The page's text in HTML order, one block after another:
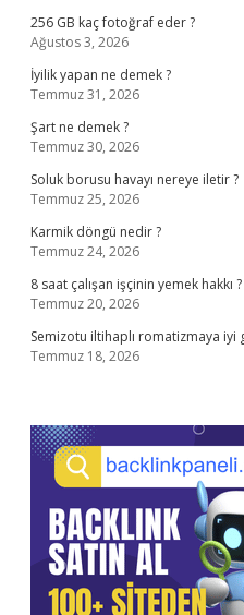
256 GB kaç fotoğraf eder ?
Ağustos 3, 2026
İyilik yapan ne demek ?
Temmuz 31, 2026
Şart ne demek ?
Temmuz 30, 2026
Soluk borusu havayı nereye iletir ?
Temmuz 25, 2026
Karmik döngü nedir ?
Temmuz 24, 2026
8 saat çalışan işçinin yemek hakkı ?
Temmuz 20, 2026
Semizotu iltihaplı romatizmaya iyi
Temmuz 18, 2026